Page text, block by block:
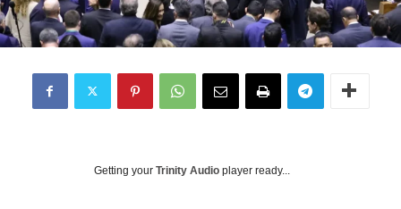
Getting your Trinity Audio player ready...